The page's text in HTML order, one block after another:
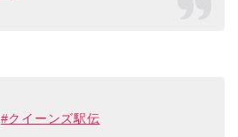
#クイーンズ駅伝